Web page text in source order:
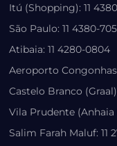
Itú (Shopping): 11
São Paulo: 11 4380-
Atibaia: 11 4280-0804
Aeroporto
Castelo Branco
Vila Prudente (Anhaia
Salim Farah Maluf: 11